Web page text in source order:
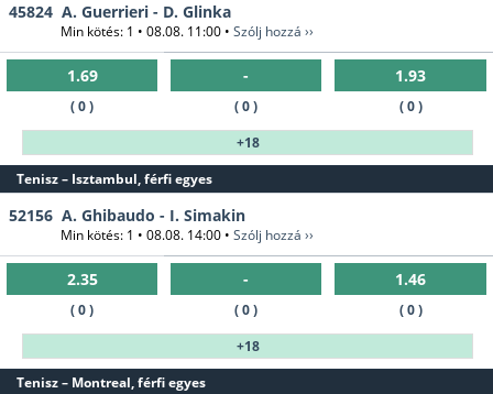
Gyeplabda
Öttusa
45824 A. Guerrieri - D. Glinka
Min kötés: 1 • 08.08. 11:00 • Szólj hozzá ››
1.69
( 0 )
-
( 0 )
1.93
( 0 )
+18
Tenisz – Isztambul, férfi egyes
52156 A. Ghibaudo - I. Simakin
Min kötés: 1 • 08.08. 14:00 • Szólj hozzá ››
2.35
( 0 )
-
( 0 )
1.46
( 0 )
+18
Tenisz – Montreal, férfi egyes